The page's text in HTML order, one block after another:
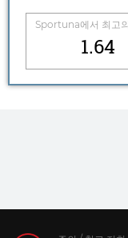
Sportuna에서 최고
1.64